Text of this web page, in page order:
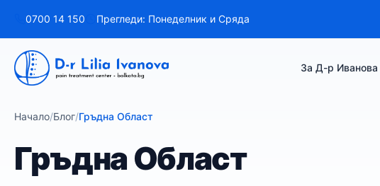
съдържанието
0700 14 150 Прегледи: Понеделник и Сряда
За Д-р Иванова
Начало/Блог/Гръдна Област
Гръдна Област